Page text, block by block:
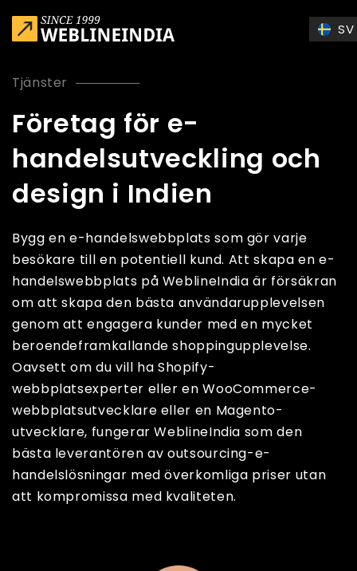
SV
Tjänster
Företag för e-
handelsutveckling och
design i Indien
Bygg en e-handelswebbplats som gör varje
besökare till en potentiell kund. Att skapa en e-
handelswebbplats på WeblineIndia är försäkran
om att skapa den bästa användarupplevelsen
genom att engagera kunder med en mycket
beroendeframkallande shoppingupplevelse.
Oavsett om du vill ha Shopify-
webbplatsexperter eller en WooCommerce-
webbplatsutvecklare eller en Magento-
utvecklare, fungerar WeblineIndia som den
bästa leverantören av outsourcing-e-
handelslösningar med överkomliga priser utan
att kompromissa med kvaliteten.